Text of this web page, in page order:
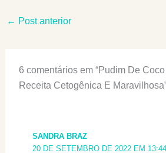
← Post anterior
6 comentários em “Pudim De
Receita Cetogênica E
SANDRA BRAZ
20 DE SETEMBRO DE 2022 EM 13:44